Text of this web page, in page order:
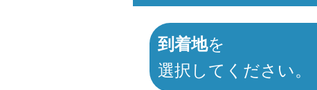
到着地を
選択してください。